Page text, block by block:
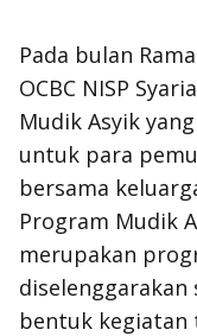
Pada bulan
OCBC NISP
Mudik Asyik
untuk para
bersama
Program Mudik
merupakan
diselenggarakan
bentuk kegiatan